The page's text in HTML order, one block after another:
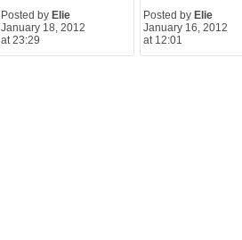
Posted by Elie
January 18, 2012
at 23:29
Posted by Elie
January 16, 2012
at 12:01